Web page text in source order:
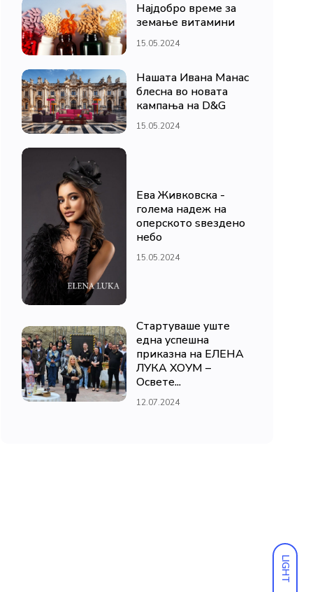
LIGHT
Најдобро време за
земање витамини
15.05.2024
Нашата Ивана Манас
блесна во новата
кампања на D&G
15.05.2024
Ева Живковска -
голема надеж на
оперското ѕвездено
небо
15.05.2024
Стартуваше уште
една успешна
приказна на ЕЛЕНА
ЛУКА ХОУМ –
Освете...
12.07.2024